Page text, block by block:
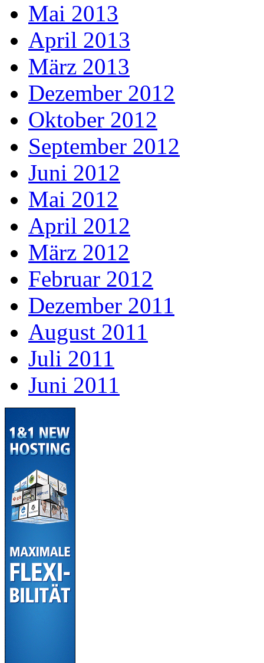
Mai 2013
April 2013
März 2013
Dezember 2012
Oktober 2012
September 2012
Juni 2012
Mai 2012
April 2012
März 2012
Februar 2012
Dezember 2011
August 2011
Juli 2011
Juni 2011